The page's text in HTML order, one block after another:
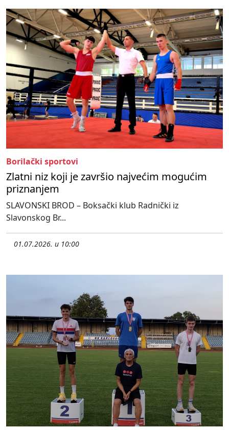
Borilački sportovi
Zlatni niz koji je završio najvećim mogućim
priznanjem
SLAVONSKI BROD – Boksački klub Radnički iz
Slavonskog Br...
01.07.2026. u 10:00